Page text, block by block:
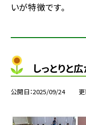
いが特徴です。
しっとりと
公開日 2025/09/24